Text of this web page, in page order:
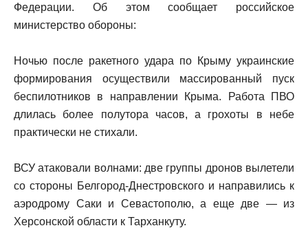
Федерации. Об этом сообщает российское
министерство обороны:
Ночью после ракетного удара по Крыму украинские
формирования осуществили массированный пуск
беспилотников в направлении Крыма. Работа ПВО
длилась более полутора часов, а грохоты в небе
практически не стихали.
ВСУ атаковали волнами: две группы дронов вылетели
со стороны Белгород-Днестровского и направились к
аэродрому Саки и Севастополю, а еще две — из
Херсонской области к Тарханкуту.